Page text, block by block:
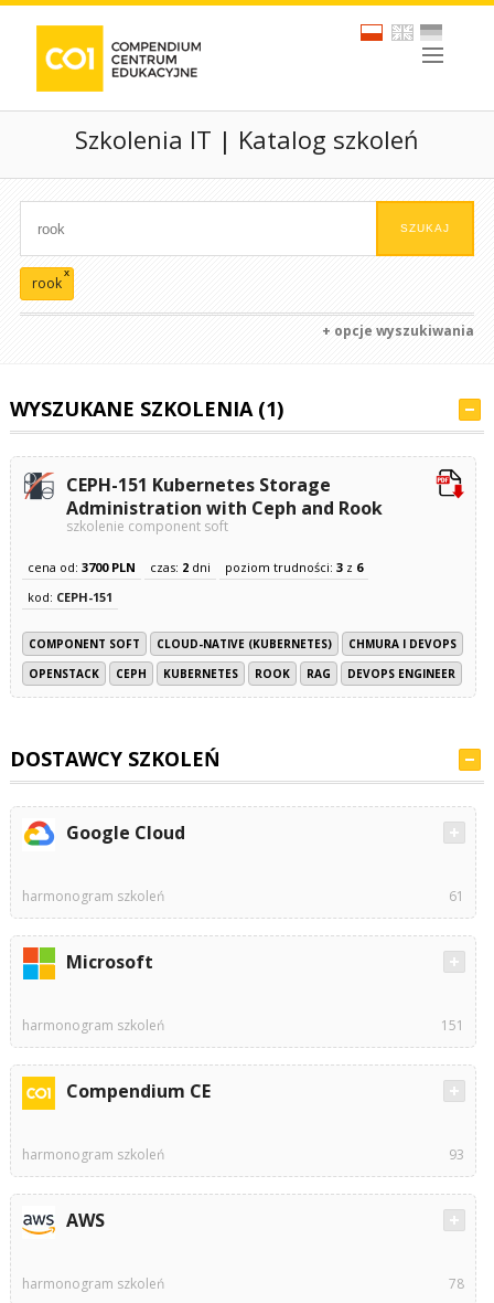
Szkolenia IT | Katalog szkoleń
rook
x
+ opcje wyszukiwania
WYSZUKANE SZKOLENIA (1)
CEPH-151 Kubernetes Storage
Administration with Ceph and Rook
szkolenie component soft
cena od: 3700 PLN czas: 2dni poziom trudności: 3z 6
kod: CEPH-151
COMPONENT SOFT CLOUD-NATIVE (KUBERNETES)
CHMURA I DEVOPS
OPENSTACK
CEPH KUBERNETES ROOK RAG DEVOPS ENGINEER
DOSTAWCY SZKOLEŃ
Google Cloud
harmonogram szkoleń 61
Microsoft
harmonogram szkoleń 151
Compendium CE
harmonogram szkoleń 93
AWS
harmonogram szkoleń 78